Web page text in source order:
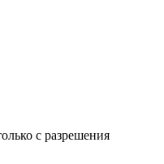
с разрешения